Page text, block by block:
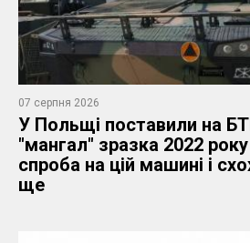
07 серпня 2026
У Польщі поставили на
"мангал" зразка 2022
спроба на цій машині і
ще